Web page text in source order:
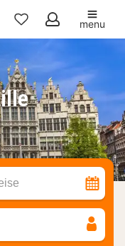
Meine
Favoriten
menu